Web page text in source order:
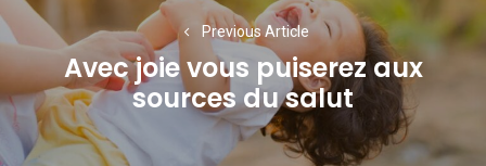
de
l’article
Previous Article
Previous
post:
Avec joie vous puiserez aux
sources du salut